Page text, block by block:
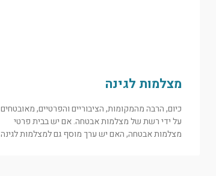
מצלמות לגינה
כיום, הרבה מהמקומות, הציבוריים והפרטיים, מאובטחים
על ידי רשת של מצלמות אבטחה. אם יש בבית פרטי
מצלמות אבטחה, האם יש ערך מוסף גם למצלמות לגינה